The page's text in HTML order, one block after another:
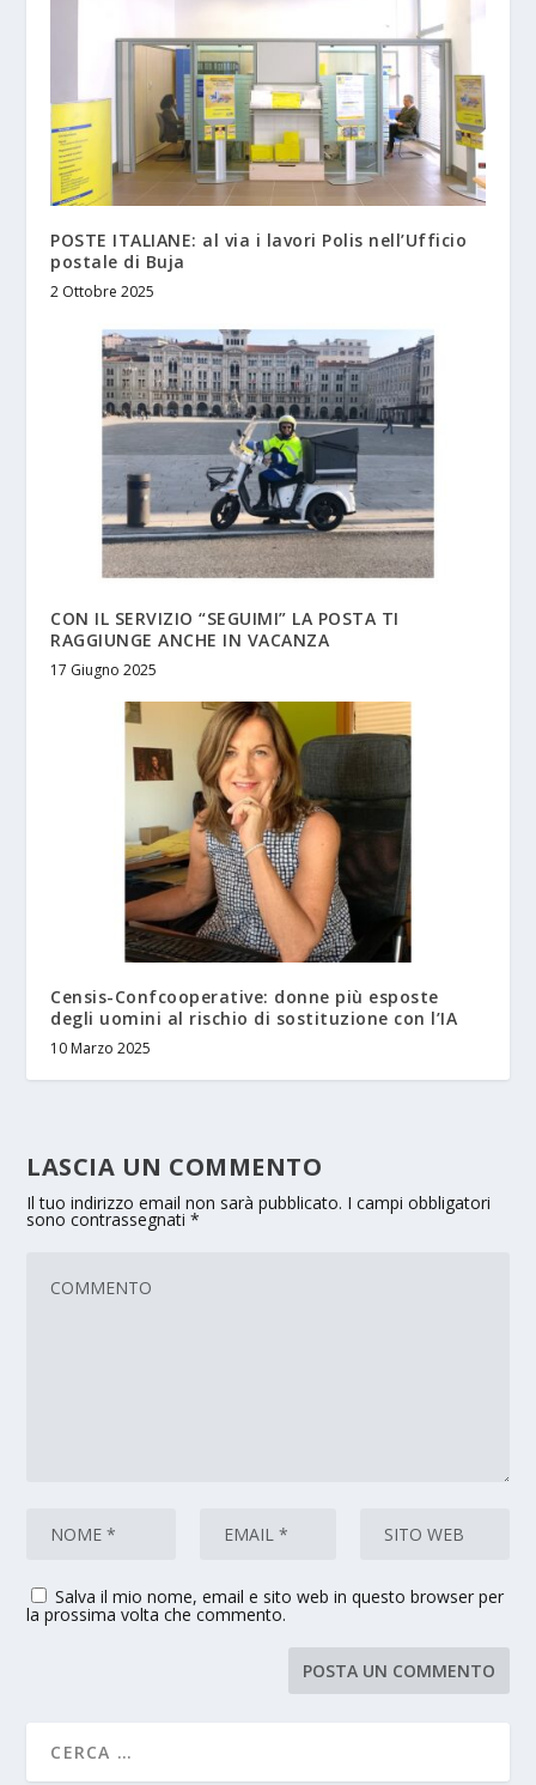
POSTE ITALIANE: al via i lavori Polis nell’Ufficio
postale di Buja
2 Ottobre 2025
CON IL SERVIZIO “SEGUIMI” LA POSTA TI
RAGGIUNGE ANCHE IN VACANZA
17 Giugno 2025
Censis-Confcooperative: donne più esposte
degli uomini al rischio di sostituzione con l’IA
10 Marzo 2025
LASCIA UN COMMENTO
Il tuo indirizzo email non sarà pubblicato. I campi obbligatori
sono contrassegnati*
Salva il mio nome, email e sito web in questo browser per
la prossima volta che commento.